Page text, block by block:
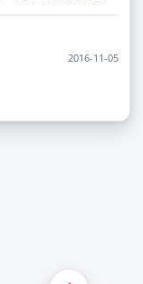
2016-11-05